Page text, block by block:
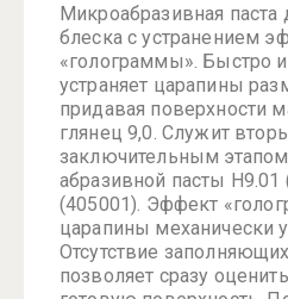
Микроабразивная паста
блеска с устранением
«голограммы». Быстро
устраняет царапины
придавая поверхности
глянец 9,0. Служит
заключительным
абразивной пасты H9.01
(405001). Эффект
царапины механически
Отсутствие
позволяет сразу